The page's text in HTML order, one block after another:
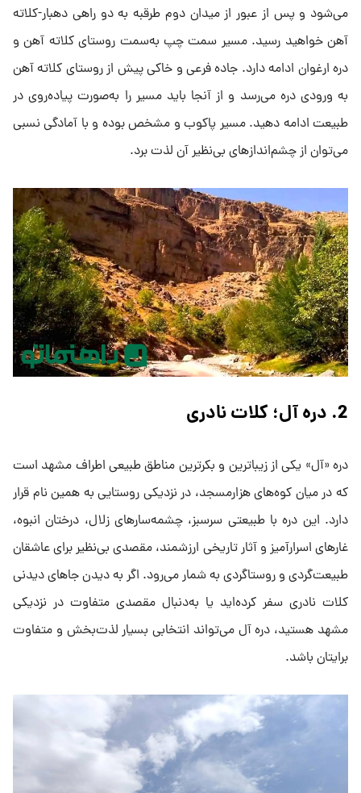
می‌شود و پس از عبور از میدان دوم طرقبه به دو راهی دهبار-کلاته
آهن خواهید رسید. مسیر سمت چپ به‌سمت روستای کلاته آهن و
دره ارغوان ادامه دارد. جاده فرعی و خاکی پیش از روستای کلاته آهن
به ورودی دره می‌رسد و از آنجا باید مسیر را به‌صورت پیاده‌روی در
طبیعت ادامه دهید. مسیر پاکوب و مشخص بوده و با آمادگی نسبی
می‌توان از چشم‌اندازهای بی‌نظیر آن لذت برد.
2. دره آل؛ کلات نادری
دره «آل» یکی از زیباترین و بکرترین مناطق طبیعی اطراف مشهد است
که در میان کوه‌های هزارمسجد، در نزدیکی روستایی به همین نام قرار
دارد. این دره با طبیعتی سرسبز، چشمه‌سارهای زلال، درختان انبوه،
غارهای اسرارآمیز و آثار تاریخی ارزشمند، مقصدی بی‌نظیر برای عاشقان
طبیعت‌گردی و روستاگردی به شمار می‌رود. اگر به دیدن جاهای دیدنی
کلات نادری سفر کرده‌اید یا به‌دنبال مقصدی متفاوت در نزدیکی
مشهد هستید، دره آل می‌تواند انتخابی بسیار لذت‌بخش و متفاوت
برایتان باشد.